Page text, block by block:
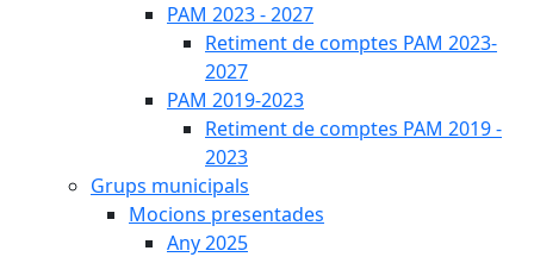
PAM 2023 - 2027
Retiment de comptes PAM 2023-
2027
PAM 2019-2023
Retiment de comptes PAM 2019 -
2023
Grups municipals
Mocions presentades
Any 2025